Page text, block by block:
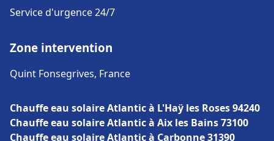
Service d'urgence 24/7
Zone intervention
Quint Fonsegrives, France
Chauffe eau solaire Atlantic à L'Haÿ les Roses 94240
Chauffe eau solaire Atlantic à Aix les Bains 73100
Chauffe eau solaire Atlantic à Carbonne 31390